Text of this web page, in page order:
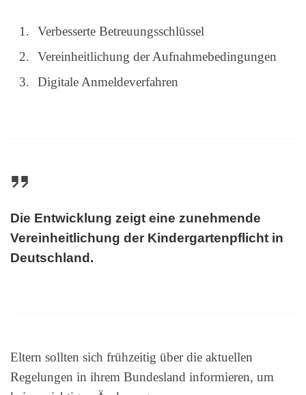
Verbesserte Betreuungsschlüssel
Vereinheitlichung der Aufnahmebedingungen
Digitale Anmeldeverfahren
Die Entwicklung zeigt eine zunehmende
Vereinheitlichung der Kindergartenpflicht in
Deutschland.
Eltern sollten sich frühzeitig über die aktuellen
Regelungen in ihrem Bundesland informieren, um